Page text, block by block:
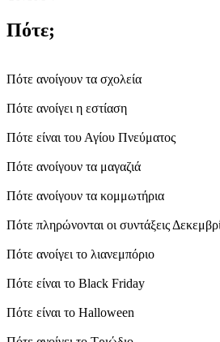
Πότε;
Πότε ανοίγουν τα σχολεία
Πότε ανοίγει η εστίαση
Πότε είναι του Αγίου Πνεύματος
Πότε ανοίγουν τα μαγαζιά
Πότε ανοίγουν τα κομμωτήρια
Πότε πληρώνονται οι συντάξεις
Πότε ανοίγει το λιανεμπόριο
Πότε είναι το Black Friday
Πότε είναι το Ηalloween